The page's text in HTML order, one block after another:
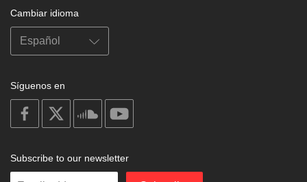
Cambiar idioma
Síguenos en
on
facebook
soundcloud
Subscribe to our newsletter
Enter